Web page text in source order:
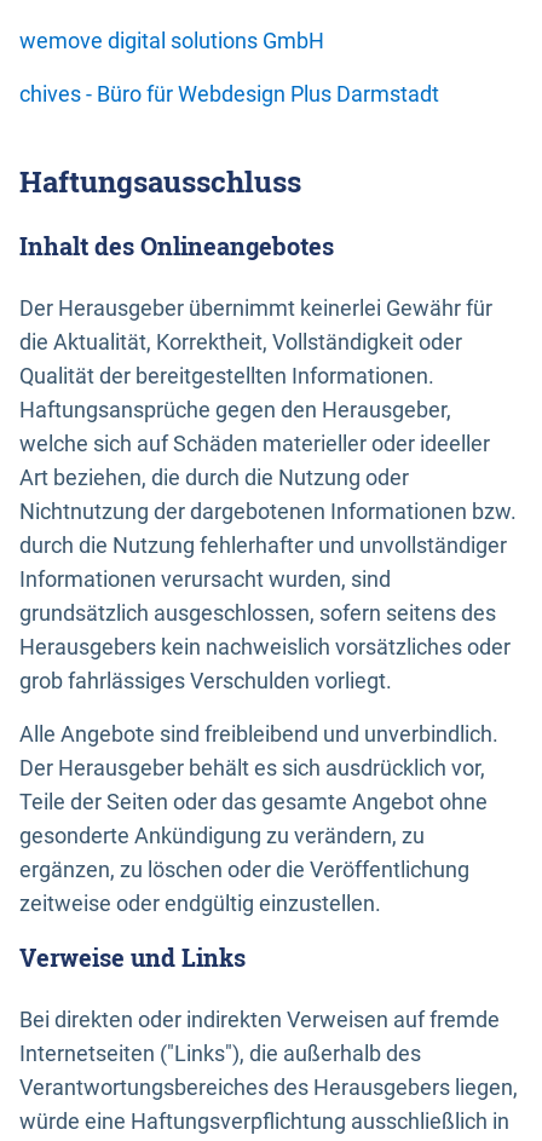
wemove digital solutions GmbH
chives - Büro für Webdesign Plus Darmstadt
Haftungsausschluss
Inhalt des Onlineangebotes
Der Herausgeber übernimmt keinerlei Gewähr für
die Aktualität, Korrektheit, Vollständigkeit oder
Qualität der bereitgestellten Informationen.
Haftungsansprüche gegen den Herausgeber,
welche sich auf Schäden materieller oder ideeller
Art beziehen, die durch die Nutzung oder
Nichtnutzung der dargebotenen Informationen bzw.
durch die Nutzung fehlerhafter und unvollständiger
Informationen verursacht wurden, sind
grundsätzlich ausgeschlossen, sofern seitens des
Herausgebers kein nachweislich vorsätzliches oder
grob fahrlässiges Verschulden vorliegt.
Alle Angebote sind freibleibend und unverbindlich.
Der Herausgeber behält es sich ausdrücklich vor,
Teile der Seiten oder das gesamte Angebot ohne
gesonderte Ankündigung zu verändern, zu
ergänzen, zu löschen oder die Veröffentlichung
zeitweise oder endgültig einzustellen.
Verweise und Links
Bei direkten oder indirekten Verweisen auf fremde
Internetseiten ("Links"), die außerhalb des
Verantwortungsbereiches des Herausgebers liegen,
würde eine Haftungsverpflichtung ausschließlich in